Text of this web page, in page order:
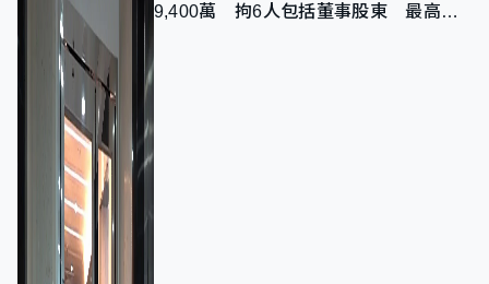
9,400萬 拘6人包括董事股東 最高金